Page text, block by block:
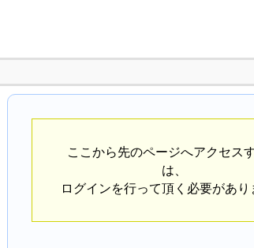
ここから先のページへアクセス
は、
ログインを行って頂く必要があり